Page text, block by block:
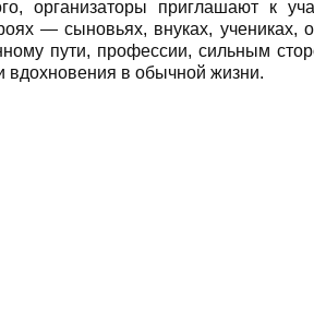
организаторы приглашают к
— сыновьях, внуках, учениках,
пути, профессии, сильным
вдохновения в обычной жизни.